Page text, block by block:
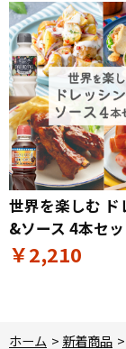
世界を楽しむ ド
&ソース 4本セ
￥2,210
ホーム > 新着商品 >